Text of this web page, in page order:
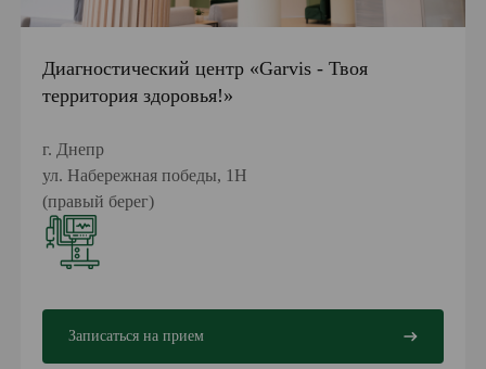
Диагностический центр «Garvis - Твоя
территория здоровья!»
г. Днепр
ул. Набережная победы, 1Н
(правый берег)
Записаться на прием